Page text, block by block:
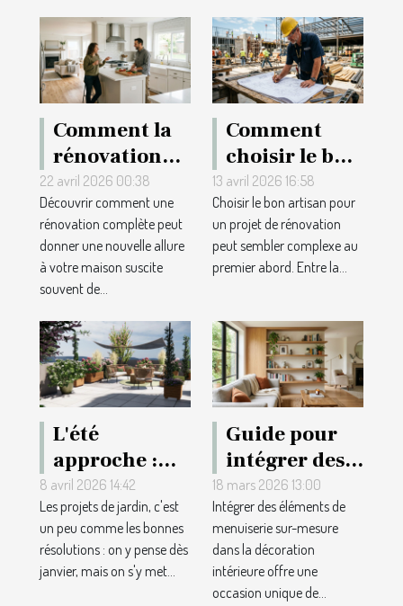
pour les
grands
événements
Comment la
rénovation
complète
valorise-t-elle
votre maison
?
22 avril 2026 00:38
Découvrir comment une
rénovation complète peut
donner une nouvelle allure
à votre maison suscite
souvent de...
Comment
choisir le bon
artisan pour
votre projet
de rénovation
?
13 avril 2026 16:58
Choisir le bon artisan pour
un projet de rénovation
peut sembler complexe au
premier abord. Entre la...
L'été
approche :
quel expert
pour
réaménager
votre jardin
8 avril 2026 14:42
Les projets de jardin, c'est
un peu comme les bonnes
résolutions : on y pense dès
janvier, mais on s'y met...
Guide pour
intégrer des
éléments de
menuiserie
sur-mesure
dans la
décoration
18 mars 2026 13:00
Intégrer des éléments de
menuiserie sur-mesure
dans la décoration
intérieure offre une
occasion unique de...